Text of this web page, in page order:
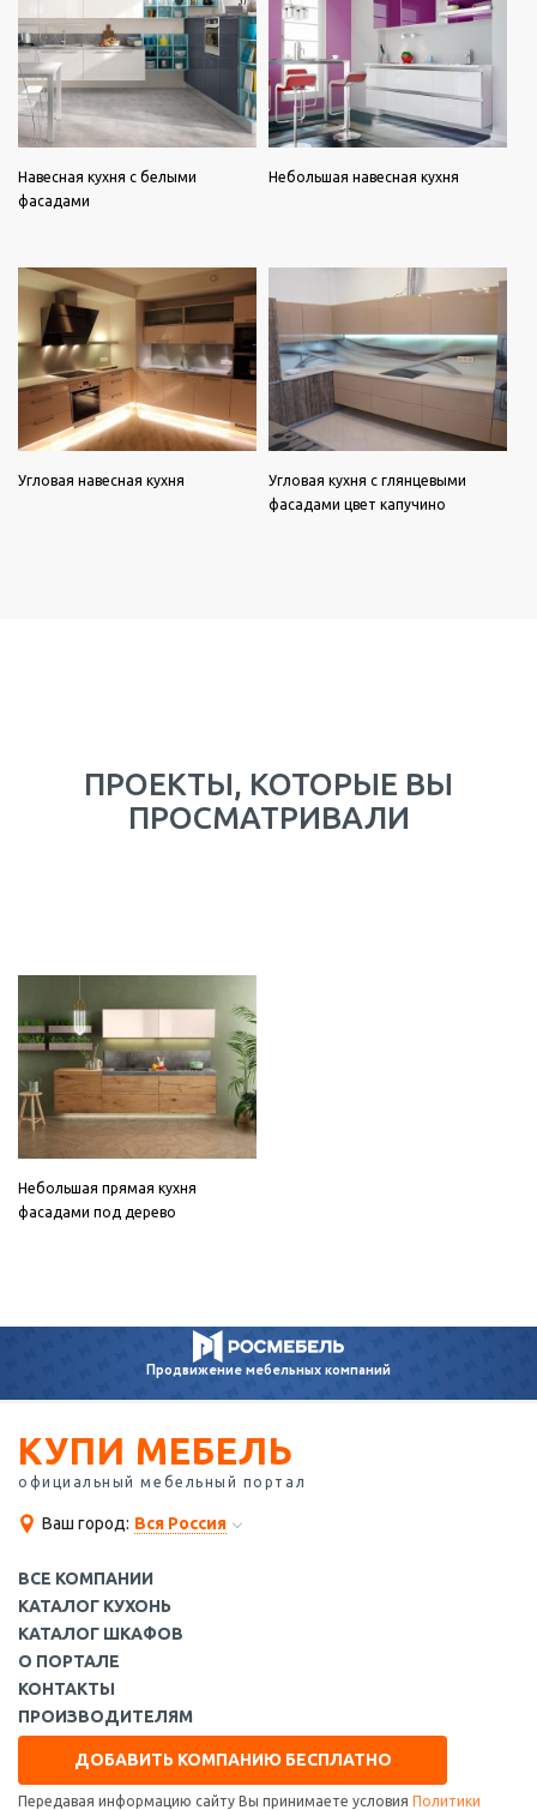
Навесная кухня с белыми
фасадами
Небольшая навесная кухня
Угловая навесная кухня
Угловая кухня с глянцевыми
фасадами цвет капучино
ПРОЕКТЫ, КОТОРЫЕ ВЫ
ПРОСМАТРИВАЛИ
Небольшая прямая кухня
фасадами под дерево
Продвижениемебельных компаний
КУПИ МЕБЕЛЬ
официальный мебельный портал
Ваш город: Вся Россия
ВСЕ КОМПАНИИ
КАТАЛОГ КУХОНЬ
КАТАЛОГ ШКАФОВ
О ПОРТАЛЕ
КОНТАКТЫ
ПРОИЗВОДИТЕЛЯМ
ДОБАВИТЬ КОМПАНИЮ БЕСПЛАТНО
Передавая информацию сайту Вы принимаете условия Политики